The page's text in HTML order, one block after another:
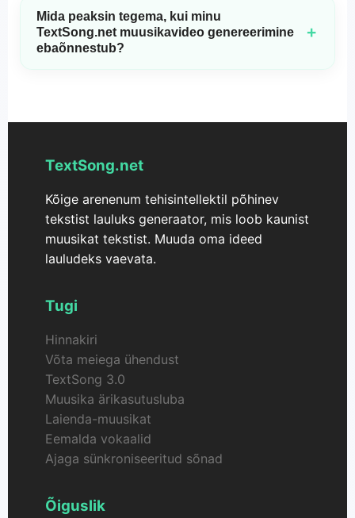
Lisaks peab konto olema tarbinud vähem kui 2 krediiti, et
kvalifitseeruda tagasimaksele.
kaastöötajatele või pereliikmetele, kes soovivad koos
muusikat luua, jagades sama tellimust.
Mida peaksin tegema, kui minu
TextSong.net muusikavideo genereerimine
ebaõnnestub?
+
Kui teie videote genereerimine ebaõnnestub, tagastatakse
TextSong.net
Kõige arenenum tehisintellektil põhinev
tekstist lauluks generaator, mis loob kaunist
muusikat tekstist. Muuda oma ideed
lauludeks vaevata.
Tugi
Hinnakiri
Võta meiega ühendust
TextSong 3.0
Muusika ärikasutusluba
Laienda-muusikat
Eemalda vokaalid
Ajaga sünkroniseeritud sõnad
Õiguslik